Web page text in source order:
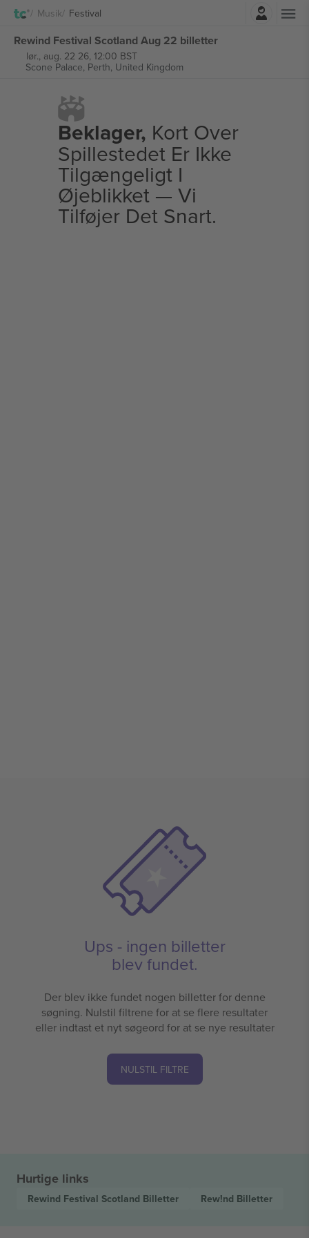
Musik Festival
Rewind Festival Scotland Aug 22 billetter
lør., aug. 22 26, 12:00 BST
Scone Palace, Perth, United Kingdom
Beklager, Kort Over
Spillestedet Er Ikke
Tilgængeligt I
Øjeblikket — Vi
Tilføjer Det Snart.
Ups - ingen billetter
blev fundet.
Der blev ikke fundet nogen billetter for denne
søgning. Nulstil filtrene for at se flere resultater
eller indtast et nyt søgeord for at se nye resultater
NULSTIL FILTRE
Hurtige links
Rewind Festival Scotland Billetter Rew!nd Billetter